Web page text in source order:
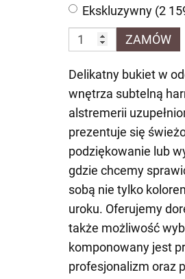
Ekskluzywny (2
ZAMÓW
Delikatny bukiet w
wnętrza subtelną
alstremerii
prezentuje się
podziękowanie lub
gdzie chcemy
sobą nie tylko
uroku. Oferujemy
także możliwość
komponowany jest
profesjonalizm oraz